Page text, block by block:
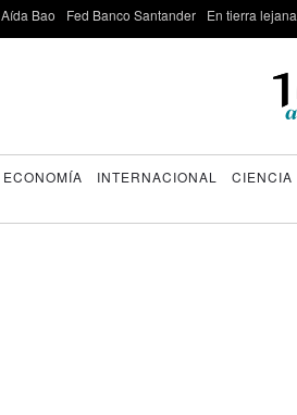
Aída Bao Fed Banco Santander En tierra lejana
ECONOMÍA INTERNACIONAL CIENCIA